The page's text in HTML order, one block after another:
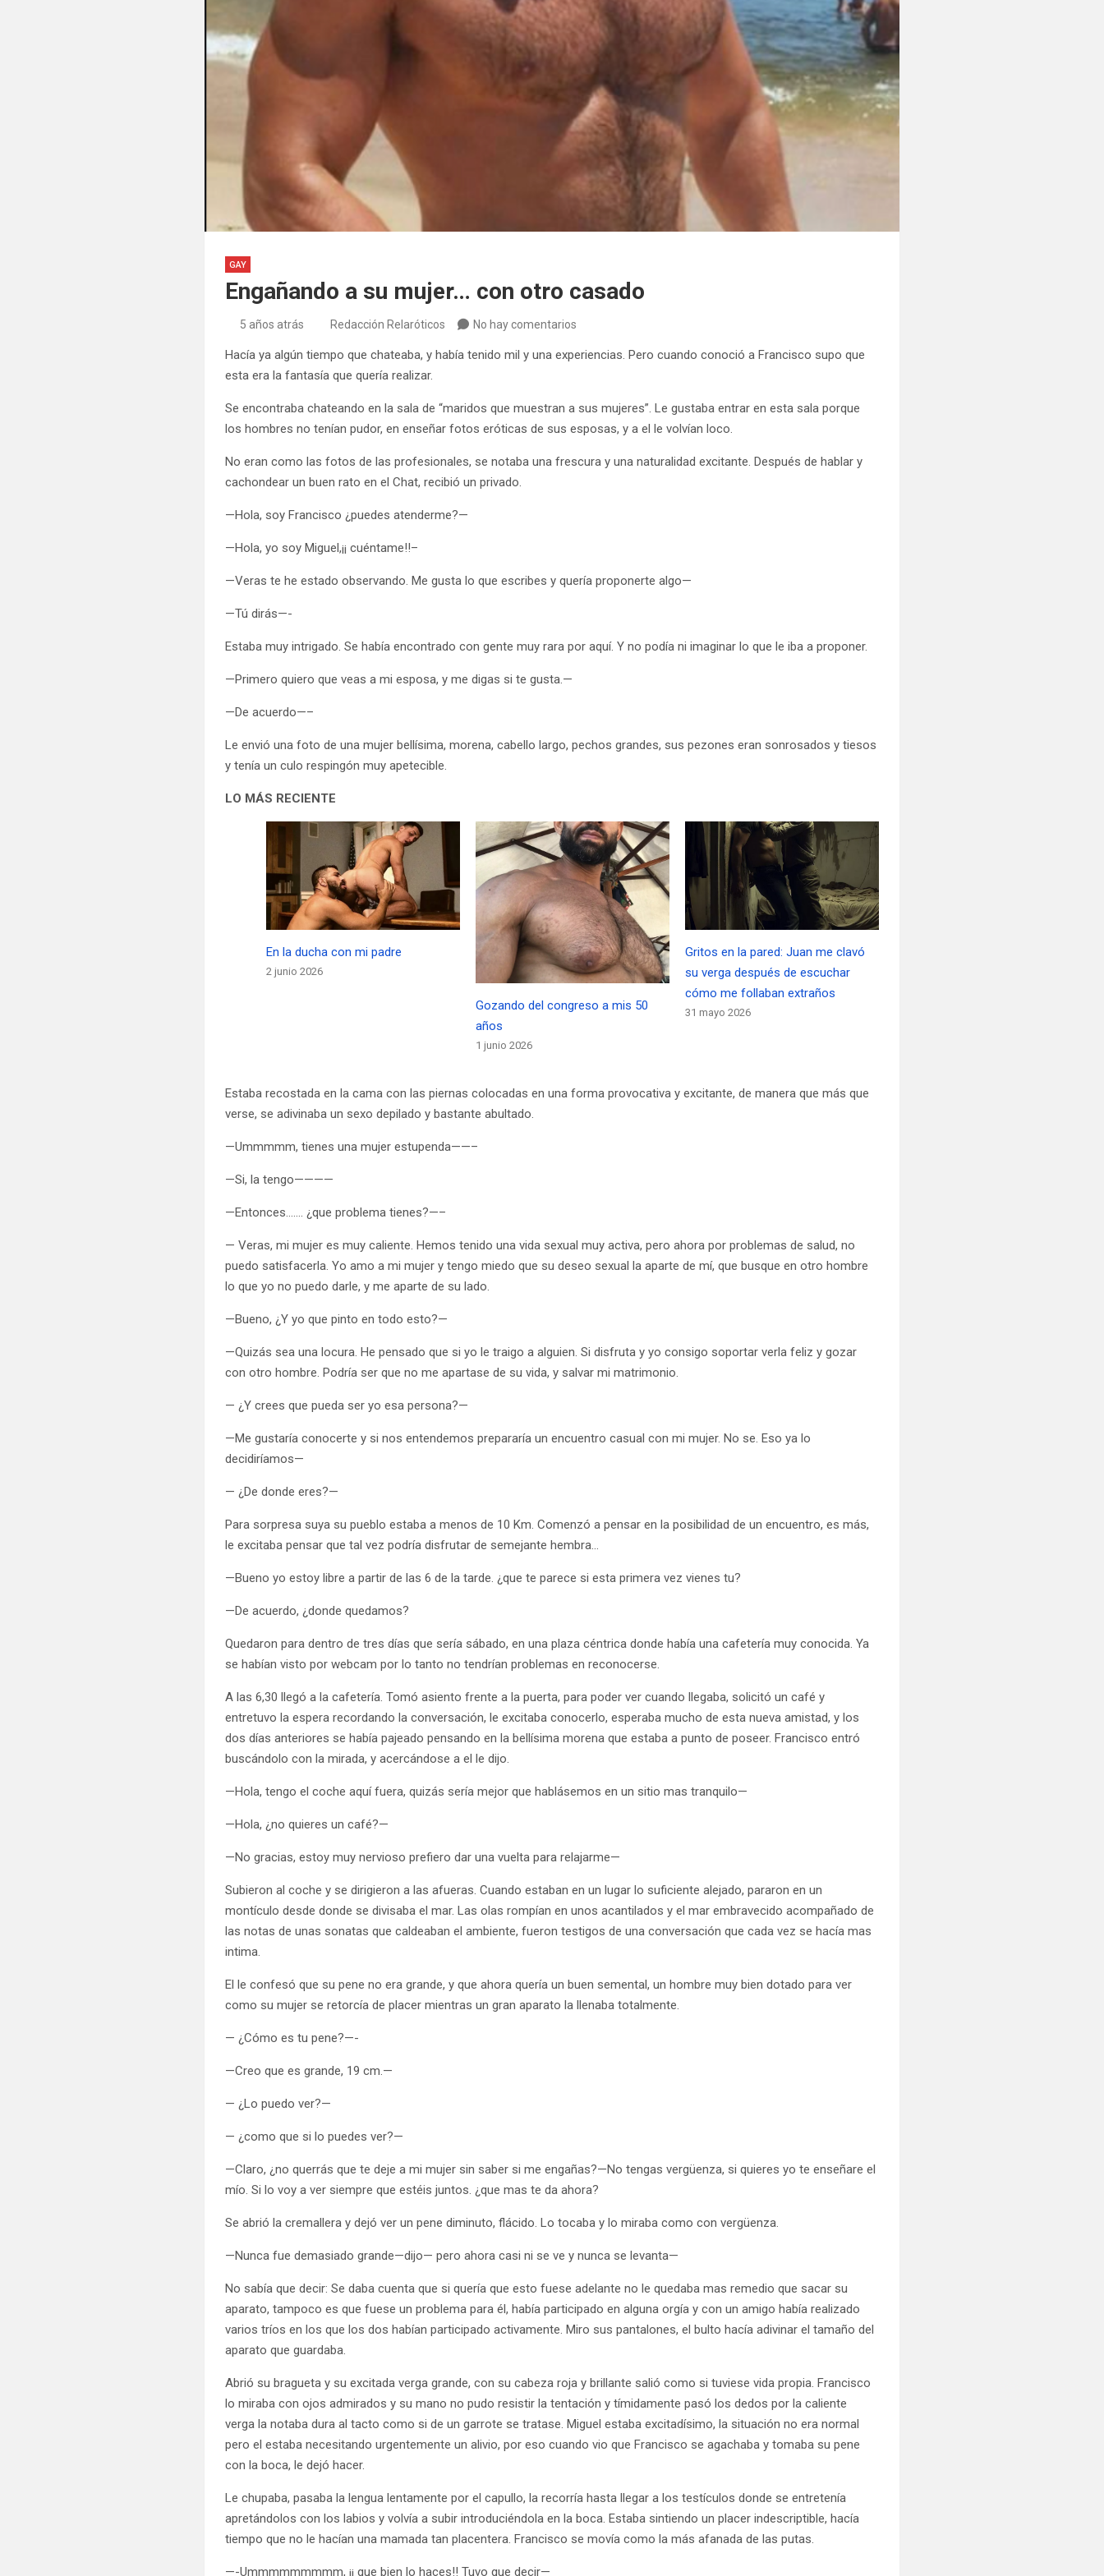
GAY
Engañando a su mujer… con otro casado
5 años atrás Redacción Relaróticos No hay comentarios
Hacía ya algún tiempo que chateaba, y había tenido mil y una experiencias. Pero cuando conoció a Francisco supo que
esta era la fantasía que quería realizar.
Se encontraba chateando en la sala de “maridos que muestran a sus mujeres”. Le gustaba entrar en esta sala porque
los hombres no tenían pudor, en enseñar fotos eróticas de sus esposas, y a el le volvían loco.
No eran como las fotos de las profesionales, se notaba una frescura y una naturalidad excitante. Después de hablar y
cachondear un buen rato en el Chat, recibió un privado.
—Hola, soy Francisco ¿puedes atenderme?—
—Hola, yo soy Miguel,¡¡ cuéntame!!–
—Veras te he estado observando. Me gusta lo que escribes y quería proponerte algo—
—Tú dirás—-
Estaba muy intrigado. Se había encontrado con gente muy rara por aquí. Y no podía ni imaginar lo que le iba a proponer.
—Primero quiero que veas a mi esposa, y me digas si te gusta.—
—De acuerdo—–
Le envió una foto de una mujer bellísima, morena, cabello largo, pechos grandes, sus pezones eran sonrosados y tiesos
y tenía un culo respingón muy apetecible.
LO MÁS RECIENTE
En la ducha con mi padre
2 junio 2026
Gozando del congreso a mis 50
años
1 junio 2026
Gritos en la pared: Juan me clavó
su verga después de escuchar
cómo me follaban extraños
31 mayo 2026
Estaba recostada en la cama con las piernas colocadas en una forma provocativa y excitante, de manera que más que
verse, se adivinaba un sexo depilado y bastante abultado.
—Ummmmm, tienes una mujer estupenda——–
—Si, la tengo————
—Entonces……. ¿que problema tienes?—–
— Veras, mi mujer es muy caliente. Hemos tenido una vida sexual muy activa, pero ahora por problemas de salud, no
puedo satisfacerla. Yo amo a mi mujer y tengo miedo que su deseo sexual la aparte de mí, que busque en otro hombre
lo que yo no puedo darle, y me aparte de su lado.
—Bueno, ¿Y yo que pinto en todo esto?—
—Quizás sea una locura. He pensado que si yo le traigo a alguien. Si disfruta y yo consigo soportar verla feliz y gozar
con otro hombre. Podría ser que no me apartase de su vida, y salvar mi matrimonio.
— ¿Y crees que pueda ser yo esa persona?—
—Me gustaría conocerte y si nos entendemos prepararía un encuentro casual con mi mujer. No se. Eso ya lo
decidiríamos—
— ¿De donde eres?—
Para sorpresa suya su pueblo estaba a menos de 10 Km. Comenzó a pensar en la posibilidad de un encuentro, es más,
le excitaba pensar que tal vez podría disfrutar de semejante hembra…
—Bueno yo estoy libre a partir de las 6 de la tarde. ¿que te parece si esta primera vez vienes tu?
—De acuerdo, ¿donde quedamos?
Quedaron para dentro de tres días que sería sábado, en una plaza céntrica donde había una cafetería muy conocida. Ya
se habían visto por webcam por lo tanto no tendrían problemas en reconocerse.
A las 6,30 llegó a la cafetería. Tomó asiento frente a la puerta, para poder ver cuando llegaba, solicitó un café y
entretuvo la espera recordando la conversación, le excitaba conocerlo, esperaba mucho de esta nueva amistad, y los
dos días anteriores se había pajeado pensando en la bellísima morena que estaba a punto de poseer. Francisco entró
buscándolo con la mirada, y acercándose a el le dijo.
—Hola, tengo el coche aquí fuera, quizás sería mejor que hablásemos en un sitio mas tranquilo—
—Hola, ¿no quieres un café?—
—No gracias, estoy muy nervioso prefiero dar una vuelta para relajarme—
Subieron al coche y se dirigieron a las afueras. Cuando estaban en un lugar lo suficiente alejado, pararon en un
montículo desde donde se divisaba el mar. Las olas rompían en unos acantilados y el mar embravecido acompañado de
las notas de unas sonatas que caldeaban el ambiente, fueron testigos de una conversación que cada vez se hacía mas
intima.
El le confesó que su pene no era grande, y que ahora quería un buen semental, un hombre muy bien dotado para ver
como su mujer se retorcía de placer mientras un gran aparato la llenaba totalmente.
— ¿Cómo es tu pene?—-
—Creo que es grande, 19 cm.—
— ¿Lo puedo ver?—
— ¿como que si lo puedes ver?—
—Claro, ¿no querrás que te deje a mi mujer sin saber si me engañas?—No tengas vergüenza, si quieres yo te enseñare el
mío. Si lo voy a ver siempre que estéis juntos. ¿que mas te da ahora?
Se abrió la cremallera y dejó ver un pene diminuto, flácido. Lo tocaba y lo miraba como con vergüenza.
—Nunca fue demasiado grande—dijo— pero ahora casi ni se ve y nunca se levanta—
No sabía que decir: Se daba cuenta que si quería que esto fuese adelante no le quedaba mas remedio que sacar su
aparato, tampoco es que fuese un problema para él, había participado en alguna orgía y con un amigo había realizado
varios tríos en los que los dos habían participado activamente. Miro sus pantalones, el bulto hacía adivinar el tamaño del
aparato que guardaba.
Abrió su bragueta y su excitada verga grande, con su cabeza roja y brillante salió como si tuviese vida propia. Francisco
lo miraba con ojos admirados y su mano no pudo resistir la tentación y tímidamente pasó los dedos por la caliente
verga la notaba dura al tacto como si de un garrote se tratase. Miguel estaba excitadísimo, la situación no era normal
pero el estaba necesitando urgentemente un alivio, por eso cuando vio que Francisco se agachaba y tomaba su pene
con la boca, le dejó hacer.
Le chupaba, pasaba la lengua lentamente por el capullo, la recorría hasta llegar a los testículos donde se entretenía
apretándolos con los labios y volvía a subir introduciéndola en la boca. Estaba sintiendo un placer indescriptible, hacía
tiempo que no le hacían una mamada tan placentera. Francisco se movía como la más afanada de las putas.
—-Ummmmmmmmm, ¡¡ que bien lo haces!! Tuvo que decir—